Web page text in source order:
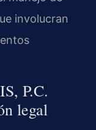
involucran
P.C.
legal